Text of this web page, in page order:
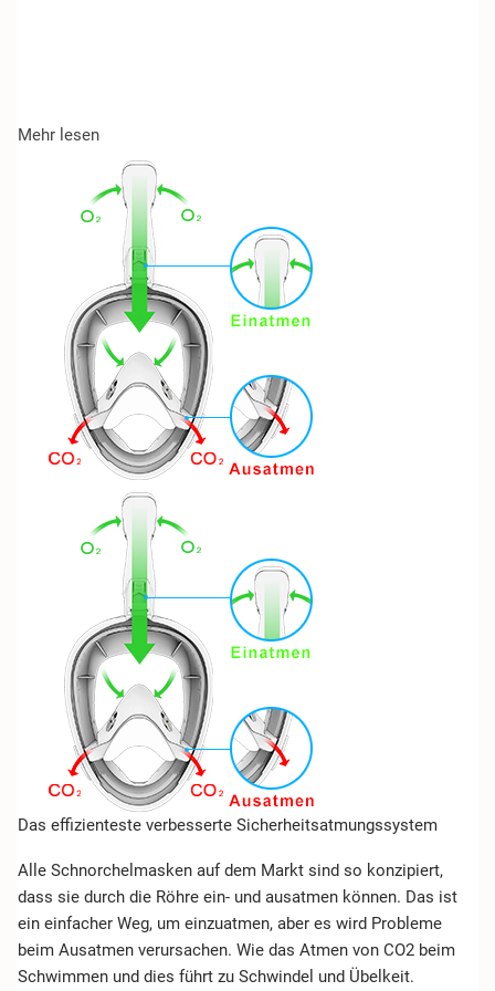
Mehr lesen
Das effizienteste verbesserte Sicherheitsatmungssystem
Alle Schnorchelmasken auf dem Markt sind so konzipiert,
dass sie durch die Röhre ein- und ausatmen können. Das ist
ein einfacher Weg, um einzuatmen, aber es wird Probleme
beim Ausatmen verursachen. Wie das Atmen von CO2 beim
Schwimmen und dies führt zu Schwindel und Übelkeit.